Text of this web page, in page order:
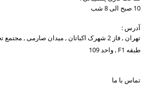
10 صبح الی 8 شب
آدرس :
تهران , فاز 2 شهرک اکباتان , میدان صارمی ,
طبقه F1 , واحد 109
تماس با ما